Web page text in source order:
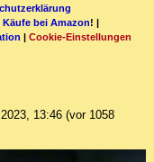
Käufe bei Amazon! |
| Cookie-Einstellungen
13:46 (vor 1058